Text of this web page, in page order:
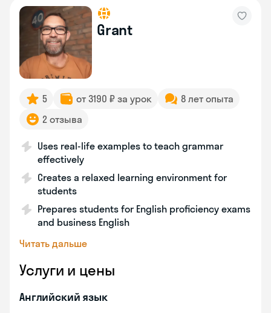
Grant
5 от 3190 ₽ за урок
8 лет опыта
2 отзыва
Uses real-life examples to teach grammar
effectively
Creates a relaxed learning environment for
students
Prepares students for English proficiency exams
and business English
Читать дальше
Услуги и цены
Английский язык